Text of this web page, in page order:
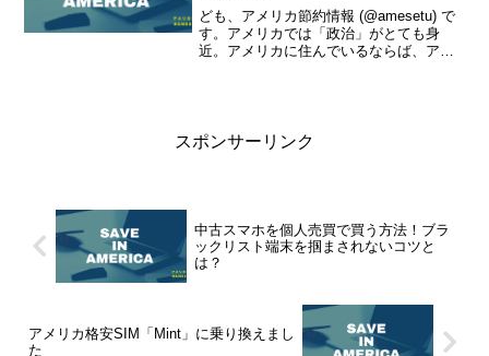
ども、アメリカ節約情報 (@amesetu) で
す。アメリカでは「政治」がとても身
近。アメリカに住んでいるならば、アメ
スポンサーリンク
中古スマホを個人売買で買う方法！ブラ
ックリスト端末を掴まされないコツと
は？
アメリカ格安SIM「Mint」に乗り換えまし
た